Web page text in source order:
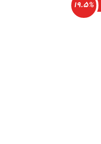
۶,۰۰۰,۰۰۰تومان19.5%